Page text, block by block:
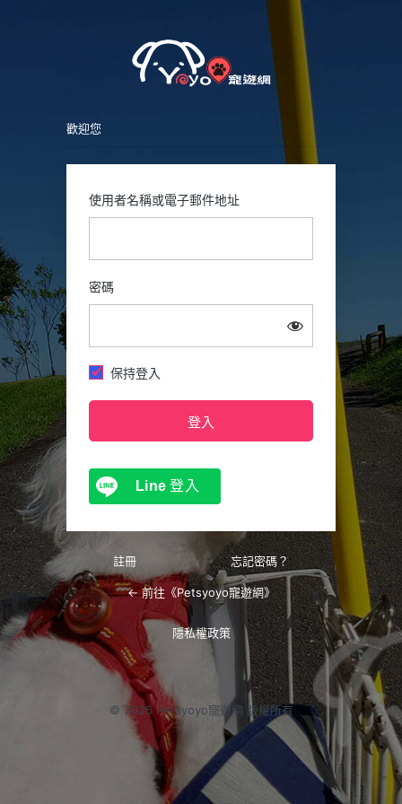
歡迎您
使用者名稱或電子郵件地址
密碼
保持登入
Line 登入
註冊 忘記密碼？
← 前往《Petsyoyo寵遊網》
隱私權政策
© 2026 Petsyoyo寵遊網 版權所有